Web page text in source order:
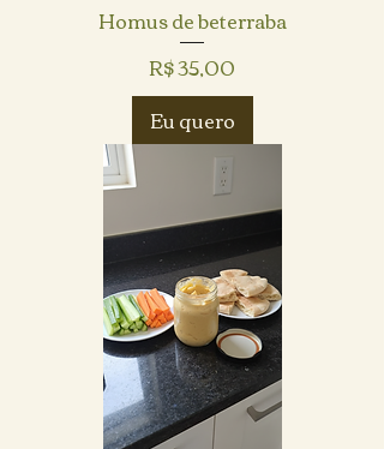
Homus de beterraba
Preço
R$ 35,00
Eu quero